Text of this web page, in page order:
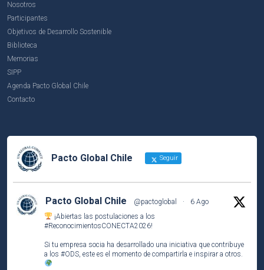
Nosotros
Participantes
Objetivos de Desarrollo Sostenible
Biblioteca
Memorias
SIPP
Agenda Pacto Global Chile
Contacto
Pacto Global Chile Seguir
Pacto Global Chile @pactoglobal ·
6 Ago
¡Abiertas las postulaciones a los
#ReconocimientosCONECTA2026!
Si tu empresa socia ha desarrollado una iniciativa que contribuye
a los #ODS, este es el momento de compartirla e inspirar a otros.